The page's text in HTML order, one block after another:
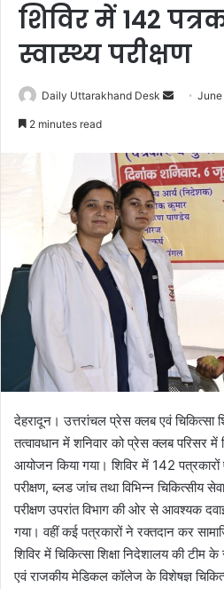
शिविर में 142
स्वास्थ्य परीक्षण
Daily Uttarakhand Desk
d
a
n
e
a
i
l
2 minutes read
देहरादून। उत्तरांचल प्रेस क्लब एवं चिकित्सा
तत्वावधान में शनिवार को प्रेस क्लब परिसर में
आयोजन किया गया। शिविर में 142
परीक्षण, ब्लड जांच तथा विभिन्न चिकित्सीय
परीक्षण उपरांत विभाग की ओर से आवश्यक
गया। वहीं कई पत्रकारों ने रक्तदान कर
शिविर में चिकित्सा शिक्षा निदेशालय की
एवं राजकीय मेडिकल कॉलेज के विशेषज्ञ